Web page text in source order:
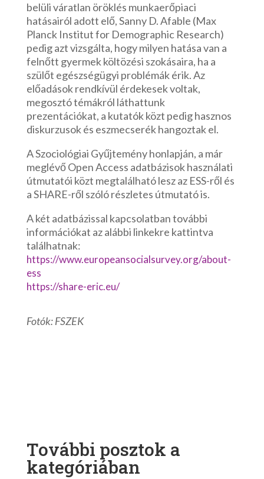
belüli váratlan öröklés munkaerőpiaci
hatásairól adott elő, Sanny D. Afable (Max
Planck Institut for Demographic Research)
pedig azt vizsgálta, hogy milyen hatása van a
felnőtt gyermek költözési szokásaira, ha a
szülőt egészségügyi problémák érik. Az
előadások rendkívül érdekesek voltak,
megosztó témákról láthattunk
prezentációkat, a kutatók közt pedig hasznos
diskurzusok és eszmecserék hangoztak el.
A Szociológiai Gyűjtemény honlapján, a már
meglévő Open Access adatbázisok használati
útmutatói közt megtalálható lesz az ESS-ről és
a SHARE-ről szóló részletes útmutató is.
A két adatbázissal kapcsolatban további
információkat az alábbi linkekre kattintva
találhatnak:
https://www.europeansocialsurvey.org/about-
ess
https://share-eric.eu/
Fotók: FSZEK
További posztok a
kategóriában